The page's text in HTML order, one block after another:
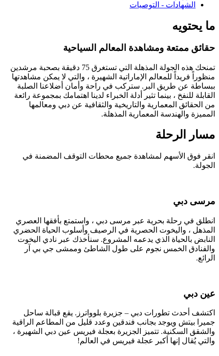
الشهادات - التوصيات
ما يحتويه
حقائق ممتعة ومشاهدة المعالم السياحية
تمنحك هذه الجولة المذهلة التي تستغرق 75 دقيقة بصحبة مرشدين
منظوراً فريداً للمعالم الإماراتية الشهيرة ، والتي لا يمكن مشاهدتها
ببساطة عن طريق البر. ستركب في راحة وأمان أضلاعنا الصلبة
القابلة للنفخ ، بينما تثير أدلة الخبراء لدينا اهتمامك بمجموعة رائعة
من الحقائق المعمارية والتاريخية والثقافية عن دبي ومعالمها
المميزة والهندسة المعمارية المذهلة.
مسار الرحلة
انقر فوق الأسهم لمشاهدة جميع محطات التوقف المضمنة في
الجولة.
مرسى دبي
انطلق في رحلة بحرية عبر مرسى دبي ، واستمتع بأفقها العصري
المذهل ، واليخوت الحصرية في الرصيف وأسلوب الحياة الحضري
النابض بالحياة الذي يدعمه المشروع. سنأخذك عبر نادي اليخوت
والفنادق الخمس نجوم على طول الشاطئ وممشى جي بي آر
الرائع.
عين دبي
اكتشف أحدث تطورات دبي – جزيرة بلوواترز. يقع قبالة ساحل
جميرا بيتش ويوجد بجانب فندقين وعدد قليل من المطاعم الراقية
والشقق السكنية. تتميز الجزيرة بعجلة فيريس عين دبي الشهيرة ،
والتي يُقال إنها أكبر عجلة فيريس في العالم!